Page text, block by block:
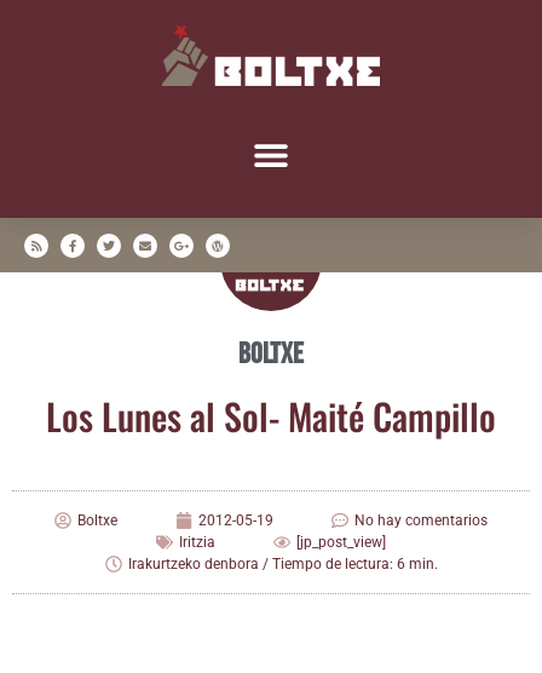
Boltxe
Los Lunes al Sol- Mai­té Campillo
Boltxe 2012-05-19
No hay comentarios
Iritzia
[jp_post_view]
Irakurtzeko denbora / Tiempo de lectura: 6 min.